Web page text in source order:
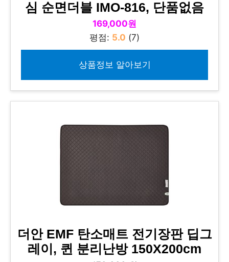
심 순면더블 IMO-816, 단품없음
169,000원
평점: 5.0 (7)
상품정보 알아보기
더안 EMF 탄소매트 전기장판 딥그
레이, 퀸 분리난방 150X200cm